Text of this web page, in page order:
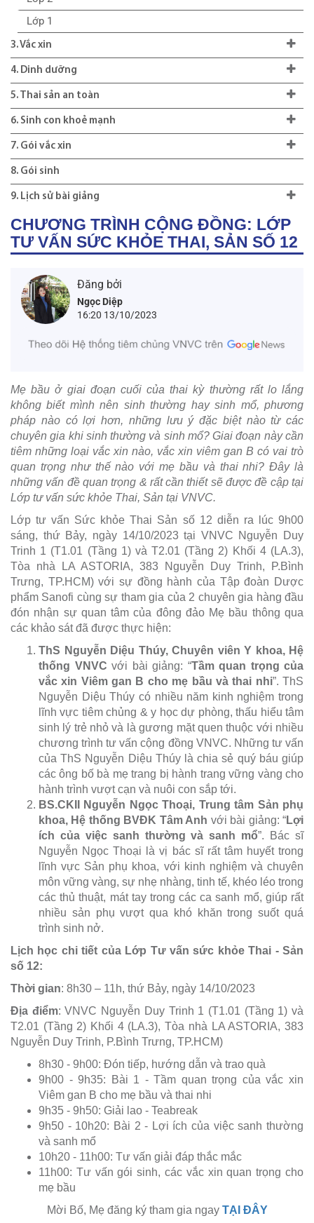
Lớp 1
3. Vắc xin
4. Dinh dưỡng
5. Thai sản an toàn
6. Sinh con khoẻ mạnh
7. Gói vắc xin
8. Gói sinh
9. Lịch sử bài giảng
CHƯƠNG TRÌNH CỘNG ĐỒNG: LỚP
TƯ VẤN SỨC KHỎE THAI, SẢN SỐ 12
Đăng bởi
Ngọc Diệp
16:20 13/10/2023
Mẹ bầu ở giai đoạn cuối của thai kỳ thường rất lo lắng
không biết mình nên sinh thường hay sinh mổ, phương
pháp nào có lợi hơn, những lưu ý đặc biệt nào từ các
chuyên gia khi sinh thường và sinh mổ? Giai đoạn này cần
tiêm những loại vắc xin nào, vắc xin viêm gan B có vai trò
quan trọng như thế nào với mẹ bầu và thai nhi? Đây là
những vấn đề quan trọng & rất cần thiết sẽ được đề cập tại
Lớp tư vấn sức khỏe Thai, Sản tại VNVC.
Lớp tư vấn Sức khỏe Thai Sản số 12 diễn ra lúc 9h00
sáng, thứ Bảy, ngày 14/10/2023 tại VNVC Nguyễn Duy
Trinh 1 (T1.01 (Tầng 1) và T2.01 (Tầng 2) Khối 4 (LA.3),
Tòa nhà LA ASTORIA, 383 Nguyễn Duy Trinh, P.Bình
Trưng, TP.HCM) với sự đồng hành của Tập đoàn Dược
phẩm Sanofi cùng sự tham gia của 2 chuyên gia hàng đầu
đón nhận sự quan tâm của đông đảo Mẹ bầu thông qua
các khảo sát đã được thực hiện:
ThS Nguyễn Diệu Thúy, Chuyên viên Y khoa, Hệ
thống VNVC với bài giảng: “Tầm quan trọng của
vắc xin Viêm gan B cho mẹ bầu và thai nhi”. ThS
Nguyễn Diệu Thúy có nhiều năm kinh nghiệm trong
lĩnh vực tiêm chủng & y học dự phòng, thấu hiểu tâm
sinh lý trẻ nhỏ và là gương mặt quen thuộc với nhiều
chương trình tư vấn cộng đồng VNVC. Những tư vấn
của ThS Nguyễn Diệu Thúy là chia sẻ quý báu giúp
các ông bố bà mẹ trang bị hành trang vững vàng cho
hành trình vượt cạn và nuôi con sắp tới.
BS.CKII Nguyễn Ngọc Thoại, Trung tâm Sản phụ
khoa, Hệ thống BVĐK Tâm Anh với bài giảng: “Lợi
ích của việc sanh thường và sanh mổ”. Bác sĩ
Nguyễn Ngọc Thoại là vị bác sĩ rất tâm huyết trong
lĩnh vực Sản phụ khoa, với kinh nghiệm và chuyên
môn vững vàng, sự nhẹ nhàng, tinh tế, khéo léo trong
các thủ thuật, mát tay trong các ca sanh mổ, giúp rất
nhiều sản phụ vượt qua khó khăn trong suốt quá
trình sinh nở.
Lịch học chi tiết của Lớp Tư vấn sức khỏe Thai - Sản
số 12:
Thời gian: 8h30 – 11h, thứ Bảy, ngày 14/10/2023
Địa điểm: VNVC Nguyễn Duy Trinh 1 (T1.01 (Tầng 1) và
T2.01 (Tầng 2) Khối 4 (LA.3), Tòa nhà LA ASTORIA, 383
Nguyễn Duy Trinh, P.Bình Trưng, TP.HCM)
8h30 - 9h00: Đón tiếp, hướng dẫn và trao quà
9h00 - 9h35: Bài 1 - Tầm quan trọng của vắc xin
Viêm gan B cho mẹ bầu và thai nhi
9h35 - 9h50: Giải lao - Teabreak
9h50 - 10h20: Bài 2 - Lợi ích của việc sanh thường
và sanh mổ
10h20 - 11h00: Tư vấn giải đáp thắc mắc
11h00: Tư vấn gói sinh, các vắc xin quan trọng cho
mẹ bầu
Mời Bố, Mẹ đăng ký tham gia ngay TẠI ĐÂY